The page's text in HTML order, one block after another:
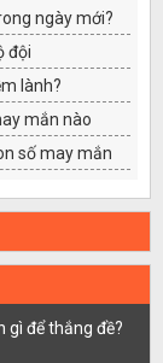
ngày mới?
đội
lành?
mắn nào
số may mắn
gì để thắng đề?